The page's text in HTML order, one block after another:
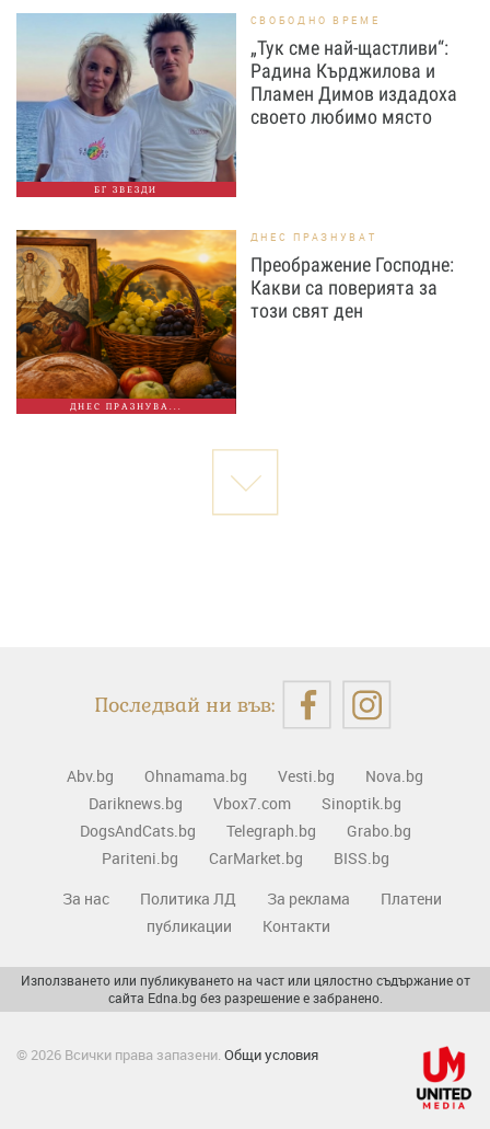
БГ ЗВЕЗДИ
СВОБОДНО ВРЕМЕ
„Тук сме най-щастливи“:
Радина Кърджилова и
Пламен Димов издадоха
своето любимо място
ДНЕС ПРАЗНУВА...
ДНЕС ПРАЗНУВАТ
Преображение Господне:
Какви са поверията за
този свят ден
Последвай ни във:
Abv.bg Ohnamama.bg Vesti.bg
Nova.bg
Dariknews.bg
Vbox7.com
Sinoptik.bg
DogsAndCats.bg
Telegraph.bg
Grabo.bg
Pariteni.bg
CarMarket.bg
BISS.bg
За нас
Политика ЛД За реклама
Платени
публикации
Контакти
Използването или публикуването на част или цялостно съдържание от
сайта Edna.bg без разрешение е забранено.
© 2026 Всички права запазени. Общи условия